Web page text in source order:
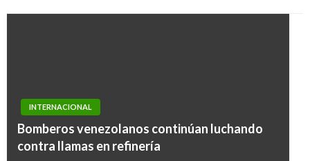
INTERNACIONAL
Bomberos venezolanos continúan luchando
contra llamas en refinería